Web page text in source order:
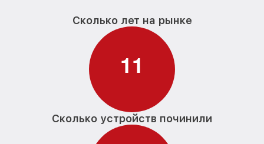
Сколько лет на рынке
11
Сколько устройств починили